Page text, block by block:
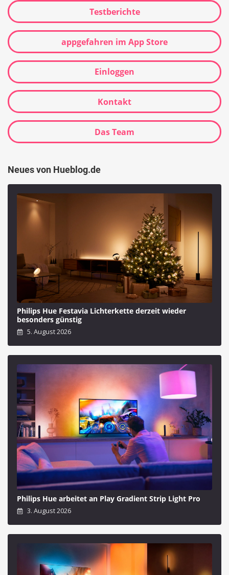
Testberichte
appgefahren im App Store
Einloggen
Kontakt
Das Team
Neues von Hueblog.de
Philips Hue Festavia Lichterkette derzeit wieder
besonders günstig
5. August 2026
Philips Hue arbeitet an Play Gradient Strip Light Pro
3. August 2026